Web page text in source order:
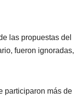
las propuestas del
fueron ignoradas,
participaron más de